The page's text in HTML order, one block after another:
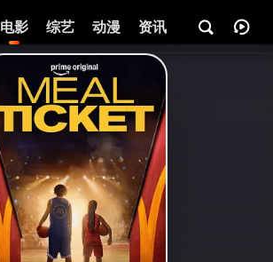
电影 综艺 动漫 资讯